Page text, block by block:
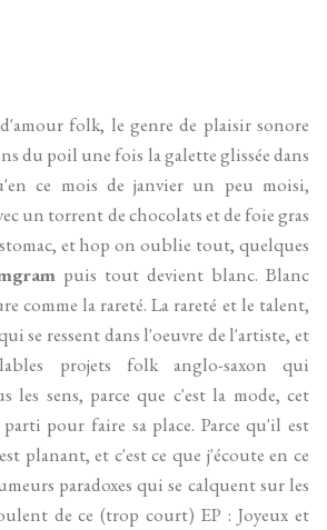
folk, le genre de plaisir sonore
du poil une fois la galette glissée dans
ce mois de janvier un peu moisi,
un torrent de chocolats et de foie gras
et hop on oublie tout, quelques
puis tout devient blanc. Blanc
comme la rareté. La rareté et le talent,
se ressent dans l'oeuvre de l'artiste, et
projets folk anglo-saxon qui
les sens, parce que c'est la mode, cet
pour faire sa place. Parce qu'il est
planant, et c'est ce que j'écoute en ce
paradoxes qui se calquent sur les
de ce (trop court) EP : Joyeux et